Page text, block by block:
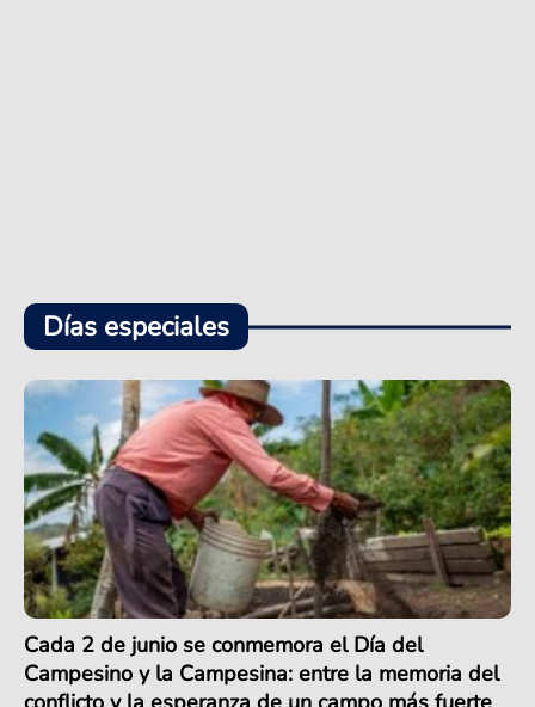
Días especiales
Cada 2 de junio se conmemora el Día del
Campesino y la Campesina: entre la memoria del